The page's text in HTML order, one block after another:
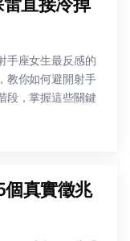
手座女生最反感的
教你如何避開射手
段，掌握這些關鍵
個真實徵兆